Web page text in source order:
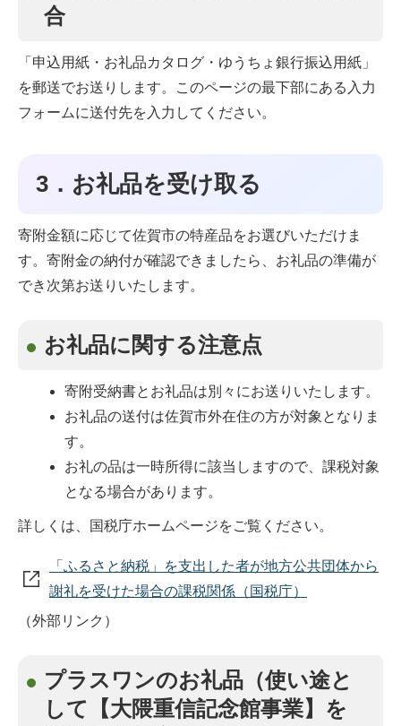
合
「申込用紙・お礼品カタログ・ゆうちょ銀行振込用紙」
を郵送でお送りします。このページの最下部にある入力
フォームに送付先を入力してください。
3．お礼品を受け取る
寄附金額に応じて佐賀市の特産品をお選びいただけま
す。寄附金の納付が確認できましたら、お礼品の準備が
でき次第お送りいたします。
お礼品に関する注意点
寄附受納書とお礼品は別々にお送りいたします。
お礼品の送付は佐賀市外在住の方が対象となりま
す。
お礼の品は一時所得に該当しますので、課税対象
となる場合があります。
詳しくは、国税庁ホームページをご覧ください。
「ふるさと納税」を支出した者が地方公共団体から
謝礼を受けた場合の課税関係（国税庁）
（外部リンク）
プラスワンのお礼品（使い途と
して【大隈重信記念館事業】を